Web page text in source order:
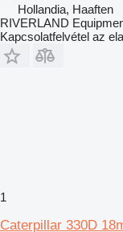
Hollandia, Haaften
RIVERLAND
Kapcsolatfelvétel az
1
Caterpillar 330D